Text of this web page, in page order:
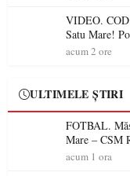
VIDEO. COD ROȘU. Zeci de
Satu Mare!
pentru a salva
acum 2 ore
ULTIMELE ȘTIRI
FOTBAL.
Mare – CSM
pentru suporteri
acum 1 ora